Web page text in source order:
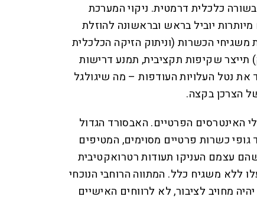
כלכלית דרמטית. ניקוי המערכת
יוביל בראש ובראשונה להוזלת
משגיחי הכשרות (וניתוק הזיקה הכלכלית
שקיפות תקציבית, תמנע דרישות
את נטל העלויות העודפות – מה שיגולגל
הצרכן בקצה.
האינטרסים הפרטיים. האבסורד הגדול
גופי כשרות פרטיים מסוימים, המטיפים
עצמם העניקו תעודות רטרואקטיבית
משגיח כלל. המתווה הרוחבי הנוכחי
מחויב לציבור, לא לרווחים האישיים